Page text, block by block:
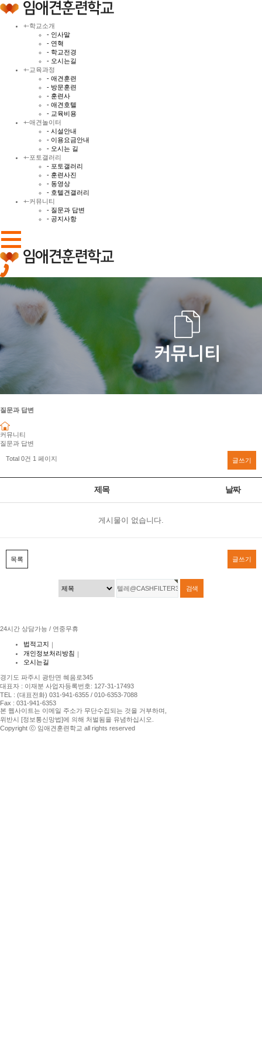
+-학교소개
- 인사말
- 연혁
- 학교전경
- 오시는길
+- 교육과정
- 애견훈련
- 방문훈련
- 훈련사
- 애견호텔
- 교육비용
+-애견놀이터
- 시설안내
- 이용요금안내
- 오시는 길
+-포토갤러리
- 포토갤러리
- 훈련사진
- 동영상
- 호텔견갤러리
+-커뮤니티
- 질문과 답변
- 공지사항
질문과 답변
커뮤니티
질문과 답변
Total 0건 1 페이지 글쓰기
제목 날짜
게시물이 없습니다.
목록 글쓰기
24시간 상담가능 / 연중무휴
법적고지 ｜
개인정보처리방침 ｜
오시는길
경기도 파주시 광탄면 혜음로345
대표자 : 이재분 사업자등록번호: 127-31-17493
TEL : (대표전화) 031-941-6355 / 010-6353-7088
Fax : 031-941-6353
본 웹사이트는 이메일 주소가 무단수집되는 것을 거부하며,
위반시 [정보통신망법]에 의해 처벌됨을 유념하십시오.
Copyright ⓒ 임애견훈련학교 all rights reserved